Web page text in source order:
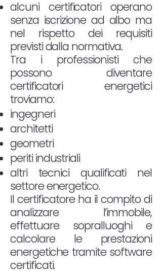
alcuni certificatori operano
senza iscrizione ad albo ma
nel rispetto dei requisiti
previsti dalla normativa.
Tra i professionisti che
possono diventare
certificatori energetici
troviamo:
ingegneri
architetti
geometri
periti industriali
altri tecnici qualificati nel
settore energetico.
Il certificatore ha il compito di
analizzare l’immobile,
effettuare sopralluoghi e
calcolare le prestazioni
energetiche tramite software
certificati.